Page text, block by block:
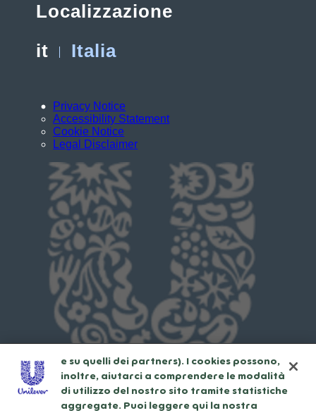
Localizzazione
it Italia
Privacy Notice
Accessibility Statement
Cookie Notice
Legal Disclaimer
Usiamo cookies e tecnologie simili – anche
di terze parti – per migliorare la tua
esperienza online sul nostro sito,
beneficiare di alcune opportunità (come
salvare la tua "shopping basket" online) e –
previo consenso – fornire funzionalità di
social media (Facebook, Instagram, etc.) e
personalizzare i contenuti e gli annunci che
vedi in base ai tuoi interessi (sul nostro sito
e su quelli dei partners). I cookies possono,
inoltre, aiutarci a comprendere le modalità
di utilizzo del nostro sito tramite statistiche
aggregate. Puoi leggere qui la nostra